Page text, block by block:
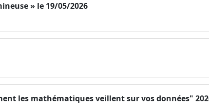
» le 19/05/2026
les mathématiques veillent sur vos données"